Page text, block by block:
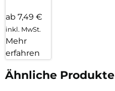
ab 7,49 €
inkl. MwSt.
Mehr
erfahren
Ähnliche Produkte